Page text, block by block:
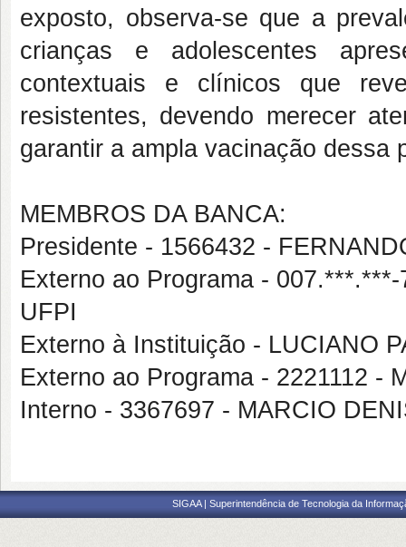
exposto, observa-se que a
crianças e adolescentes
contextuais e clínicos que
resistentes, devendo merecer
garantir a ampla vacinação dessa
MEMBROS DA BANCA:
Presidente - 1566432 -
Externo ao Programa -
UFPI
Externo à Instituição - LUCIANO
Externo ao Programa - 2221112 -
Interno - 3367697 - MARCIO
SIGAA | Superintendência de Tecnologia da